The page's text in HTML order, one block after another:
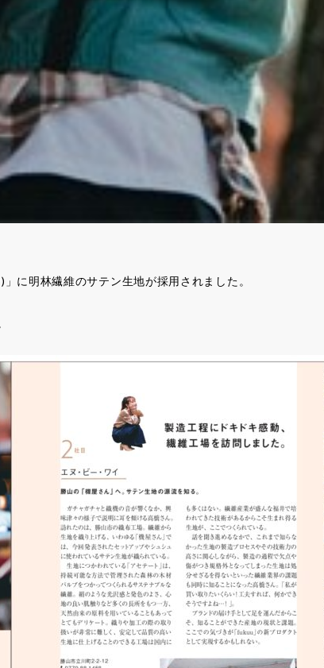
に明林繊維のサテン生地が採用されました。